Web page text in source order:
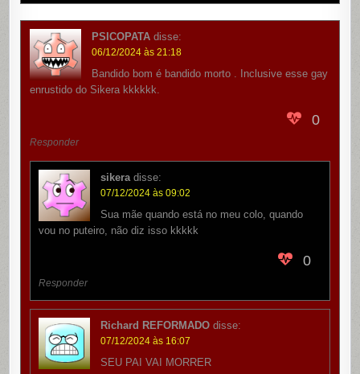
PSICOPATA disse:
06/12/2024 às 21:18
Bandido bom é bandido morto . Inclusive esse gay
enrustido do Sikera kkkkkk.
0
Responder
sikera disse:
07/12/2024 às 09:02
Sua mãe quando está no meu colo, quando
vou no puteiro, não diz isso kkkkk
0
Responder
Richard REFORMADO disse:
07/12/2024 às 16:07
SEU PAI VAI MORRER